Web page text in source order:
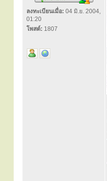
ลงทะเบียนเมื่อ: 04 มิ.ย. 2004,
01:20
โพสต์: 1807